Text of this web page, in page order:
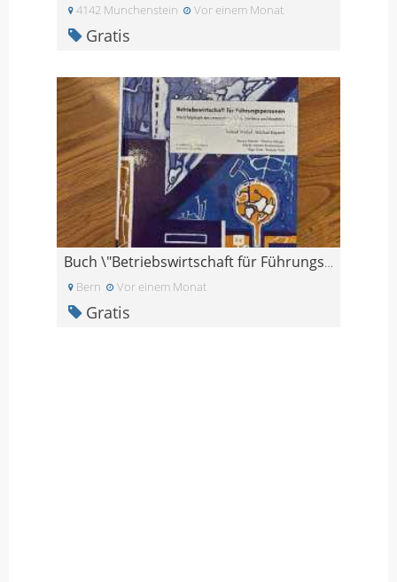
4142 Munchenstein Vor einem Monat
Gratis
Buch \"Betriebswirtschaft für Führungspersonen\"
Bern Vor einem Monat
Gratis